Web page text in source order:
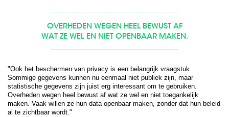
OVERHEDEN WEGEN HEEL BEWUST AF
WAT ZE WEL EN NIET OPENBAAR MAKEN.
"Ook het beschermen van privacy is een belangrijk vraagstuk.
Sommige gegevens kunnen nu eenmaal niet publiek zijn, maar
statistische gegevens zijn juist erg interessant om te gebruiken.
Overheden wegen heel bewust af wat ze wel en niet toegankelijk
maken. Vaak willen ze hun data openbaar maken, zonder dat hun beleid
al te zichtbaar wordt."